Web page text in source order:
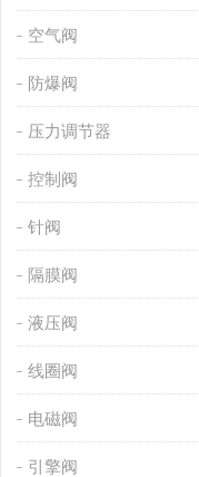
空气阀
防爆阀
压力调节器
控制阀
针阀
隔膜阀
液压阀
线圈阀
电磁阀
引擎阀